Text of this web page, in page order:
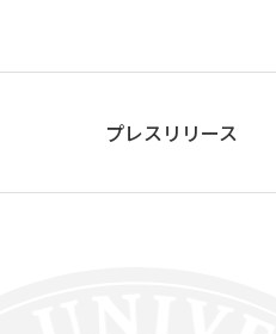
プレスリリース